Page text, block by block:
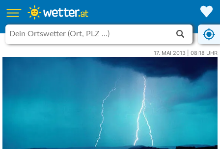
17. MAI 2013 | 08:18 UHR